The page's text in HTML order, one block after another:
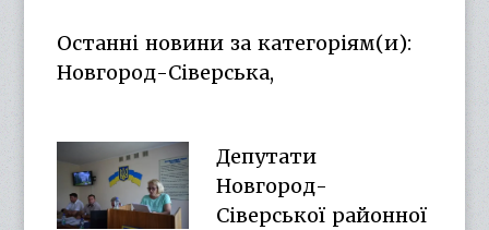
YouTube
Останні новини за категоріям(и):
Новгород-Сіверська,
Депутати
Новгород-
Сіверської районної